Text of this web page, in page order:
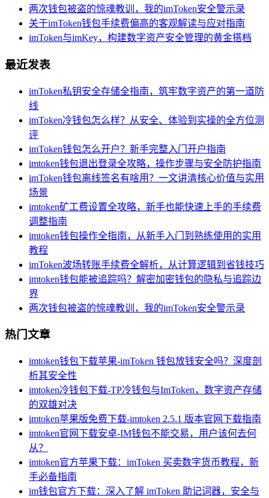
两次钱包被盗的惊魂教训，我的imToken安全警示录
关于imToken钱包手续费偏高的客观解读与应对指南
imToken与imKey，构建数字资产安全管理的黄金搭档
最近发表
imToken私钥安全存储全指南，筑牢数字资产的第一道防
线
imToken冷钱包怎么样？从安全、体验到实操的全方位测
评
imToken钱包怎么开户？新手完整入门开户指南
imtoken钱包退出登录全攻略，操作步骤与安全防护指南
imToken钱包离线签名有啥用？一文讲清核心价值与实用
场景
imtoken矿工费设置全攻略，新手也能快速上手的手续费
调整指南
imtoken钱包操作全指南，从新手入门到熟练使用的实用
教程
imToken波场转账手续费全解析，从计算逻辑到省钱技巧
imtoken钱包能被追踪吗？解密加密钱包的隐私与追踪边
界
两次钱包被盗的惊魂教训，我的imToken安全警示录
热门文章
imtoken钱包下载苹果-imToken 钱包放钱安全吗？深度剖
析其安全性
imtoken冷钱包下载-TP冷钱包与ImToken，数字资产存储
的双雄对决
imtoken苹果版免费下载-imtoken 2.5.1 版本官网下载指南
imtoken官网下载安卓-IM钱包不能交易，用户该何去何
从？
imtoken官方苹果下载：imToken 买卖数字货币教程，新
手必备指南
im钱包官方下载：深入了解 imToken 助记词器，安全与